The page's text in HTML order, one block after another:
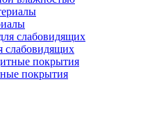
слабовидящих
покрытия